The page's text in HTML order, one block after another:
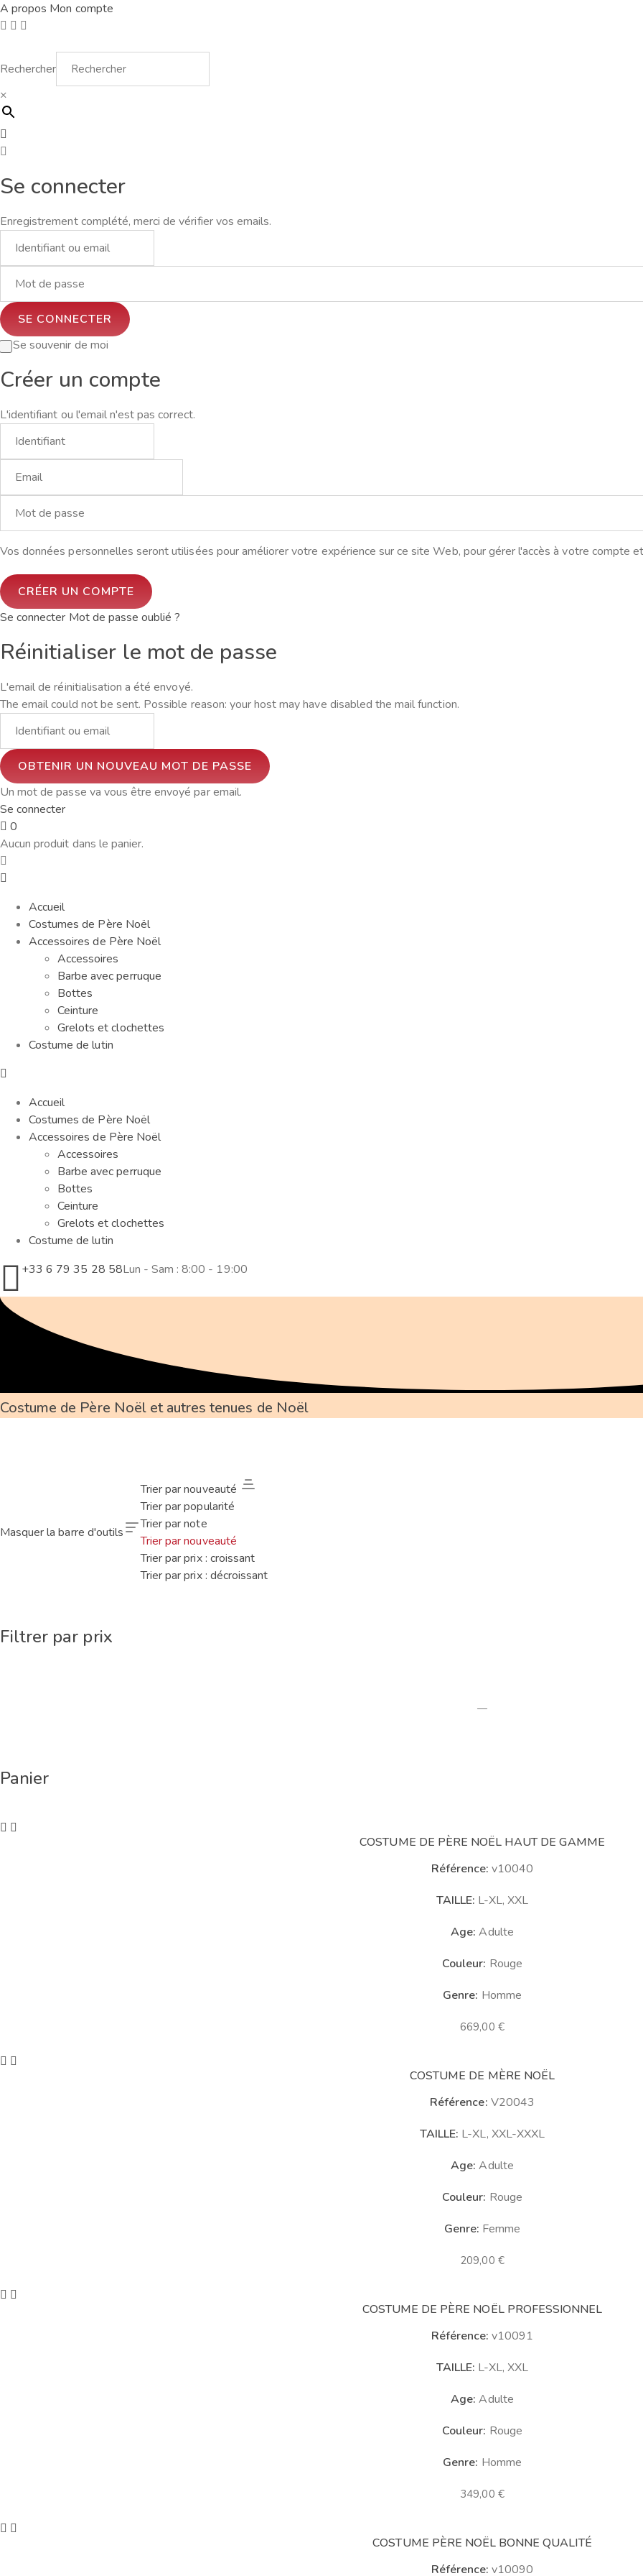
A propos Mon compte
Rechercher
×
Se connecter
Enregistrement complété, merci de vérifier vos emails.
Se souvenir de moi
Créer un compte
L'identifiant ou l'email n'est pas correct.
Vos données personnelles seront utilisées pour améliorer votre expérience sur ce site Web, pour gérer l'accès à votre compte
Se connecter Mot de passe oublié ?
Réinitialiser le mot de passe
L'email de réinitialisation a été envoyé.
The email could not be sent. Possible reason: your host may have disabled the mail function.
Un mot de passe va vous être envoyé par email.
Se connecter
0
Aucun produit dans le panier.
Accueil
Costumes de Père Noël
Accessoires de Père Noël
Accessoires
Barbe avec perruque
Bottes
Ceinture
Grelots et clochettes
Costume de lutin
Accueil
Costumes de Père Noël
Accessoires de Père Noël
Accessoires
Barbe avec perruque
Bottes
Ceinture
Grelots et clochettes
Costume de lutin
+33 6 79 35 28 58Lun - Sam : 8:00 - 19:00
Costume de Père Noël et autres tenues de Noël
Masquer la barre d'outils
Trier par nouveauté
Trier par popularité
Trier par note
Trier par nouveauté
Trier par prix : croissant
Trier par prix : décroissant
Filtrer par prix
—
Panier
COSTUME DE PÈRE NOËL HAUT DE GAMME
Référence: v10040
TAILLE: L-XL, XXL
Age: Adulte
Couleur: Rouge
Genre: Homme
669,00 €
COSTUME DE MÈRE NOËL
Référence: V20043
TAILLE: L-XL, XXL-XXXL
Age: Adulte
Couleur: Rouge
Genre: Femme
209,00 €
COSTUME DE PÈRE NOËL PROFESSIONNEL
Référence: v10091
TAILLE: L-XL, XXL
Age: Adulte
Couleur: Rouge
Genre: Homme
349,00 €
COSTUME PÈRE NOËL BONNE QUALITÉ
Référence: v10090